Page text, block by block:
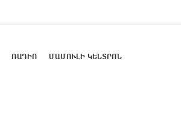
ՌԱԴԻՈ ՄԱՄՈՒԼԻ ԿԵՆՏՐՈՆ